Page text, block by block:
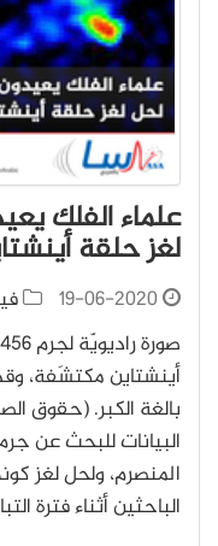
علماء الفلك
لغز حلقة
19-06-2020
أينشتاين مكتشَفة،
البيانات للبحث عن
المنصرم، ولحل لغز
الباحثين أثناء فترة